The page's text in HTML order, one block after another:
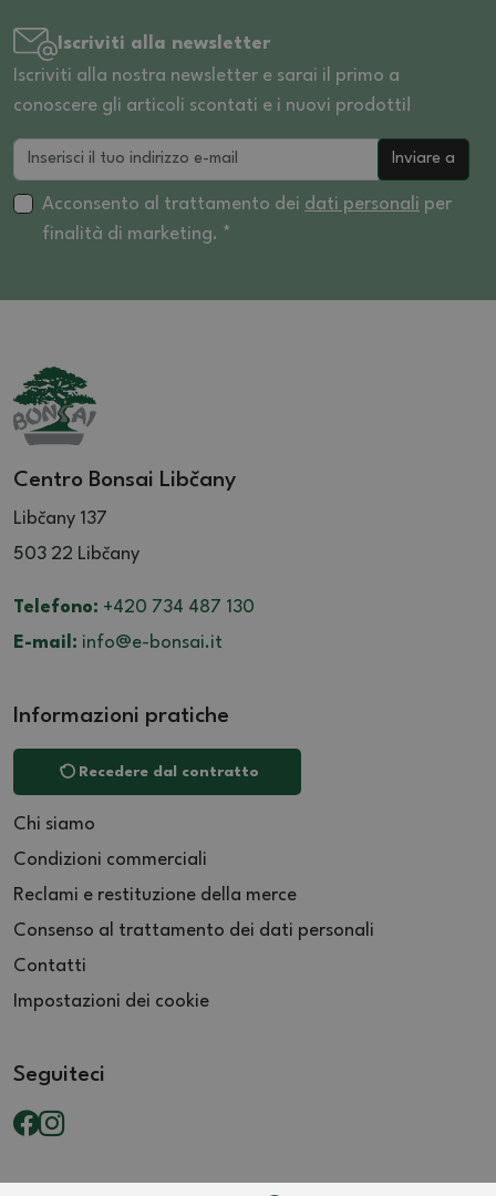
Iscriviti alla newsletter
Iscriviti alla nostra newsletter e sarai il primo a
conoscere gli articoli scontati e i nuovi prodotti!
Inviare a
Acconsento al trattamento dei dati personali per
finalità di marketing. *
Centro Bonsai Libčany
Libčany 137
503 22 Libčany
Telefono: +420 734 487 130
E-mail: info@e-bonsai.it
Informazioni pratiche
Recedere dal contratto
Chi siamo
Condizioni commerciali
Reclami e restituzione della merce
Consenso al trattamento dei dati personali
Contatti
Impostazioni dei cookie
Seguiteci